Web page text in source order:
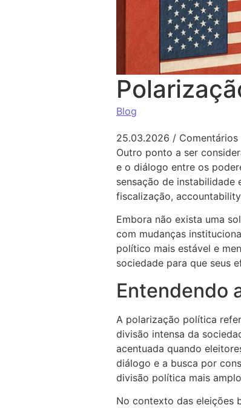
Blog
25.03.2026 /
Outro ponto a ser
e o diálogo entre os
sensação de instabilidade
fiscalização,
Embora não exista uma
com mudanças
político mais estável e
sociedade para que seus
Entendendo
A polarização política
divisão intensa da
acentuada quando
diálogo e a busca por
divisão política mais
No contexto das eleições